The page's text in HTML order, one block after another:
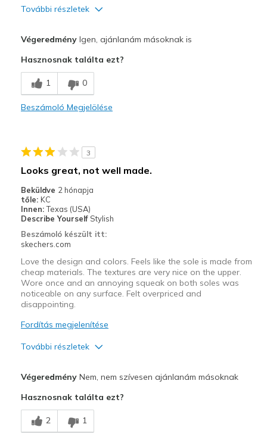
További részletek
Breathe Well
Comfortable
Casual Wear
Width
Sizing
View On Shoes
I'm Into Shoes
VégeredményIgen, ajánlanám másoknak is
Hasznosnak találta ezt?
1 0
Beszámoló Megjelölése
3
Looks great, not well made.
Beküldve 2 hónapja
tőle: KC
Innen: Texas (USA)
Describe Yourself Stylish
Beszámoló készült itt:
skechers.com
Love the design and colors. Feels like the sole is made from
cheap materials. The textures are very nice on the upper.
Wore once and an annoying squeak on both soles was
noticeable on any surface. Felt overpriced and
disappointing.
Fordítás megjelenítése
További részletek
Comfortable
Kontra
VégeredményNem, nem szívesen ajánlanám másoknak
Hasznosnak találta ezt?
2 1